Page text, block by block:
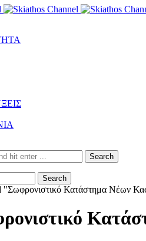
"Σωφρονιστικό Κατάστημα Νέων